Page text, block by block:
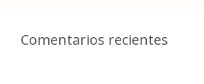
Comentarios recientes